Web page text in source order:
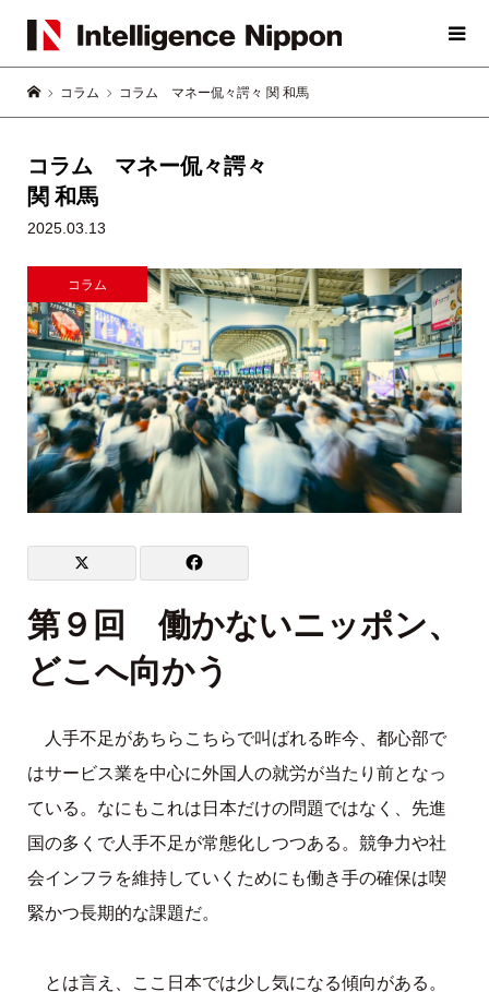
コラム コラム マネー侃々諤々 関 和馬
コラム マネー侃々諤々
関 和馬
2025.03.13
コラム
第９回 働かないニッポン、
どこへ向かう
人手不足があちらこちらで叫ばれる昨今、都心部で
はサービス業を中心に外国人の就労が当たり前となっ
ている。なにもこれは日本だけの問題ではなく、先進
国の多くで人手不足が常態化しつつある。競争力や社
会インフラを維持していくためにも働き手の確保は喫
緊かつ長期的な課題だ。
とは言え、ここ日本では少し気になる傾向がある。